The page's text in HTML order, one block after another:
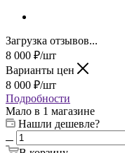
Загрузка отзывов...
8 000 ₽/шт
Варианты цен
8 000 ₽/шт
Подробности
Мало в 1 магазине
Нашли дешевле?